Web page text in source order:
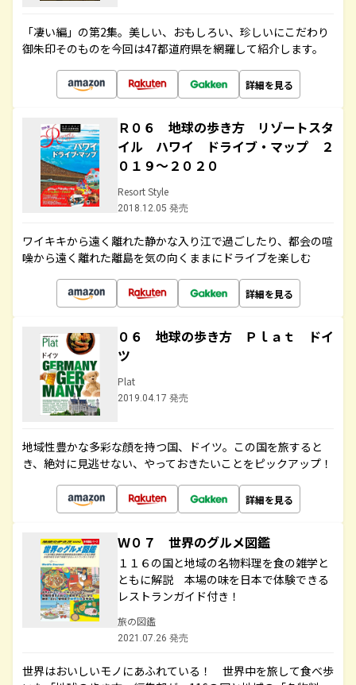
「凄い編」の第2集。美しい、おもしろい、珍しいにこだわり
御朱印そのものを今回は47都道府県を網羅して紹介します。
詳細を見る
Ｒ０６ 地球の歩き方 リゾートスタ
イル ハワイ ドライブ・マップ ２
０１９～２０２０
Resort Style
2018.12.05 発売
ワイキキから遠く離れた静かな入り江で過ごしたり、都会の喧
噪から遠く離れた離島を気の向くままにドライブを楽しむ
詳細を見る
０６ 地球の歩き方 Ｐｌａｔ ドイ
ツ
Plat
2019.04.17 発売
地域性豊かな多彩な顔を持つ国、ドイツ。この国を旅すると
き、絶対に見逃せない、やっておきたいことをピックアップ！
詳細を見る
Ｗ０７ 世界のグルメ図鑑
１１６の国と地域の名物料理を食の雑学と
ともに解説 本場の味を日本で体験できる
レストランガイド付き！
旅の図鑑
2021.07.26 発売
世界はおいしいモノにあふれている！ 世界中を旅して食べ歩